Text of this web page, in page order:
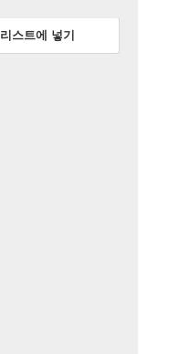
리스트에 넣기